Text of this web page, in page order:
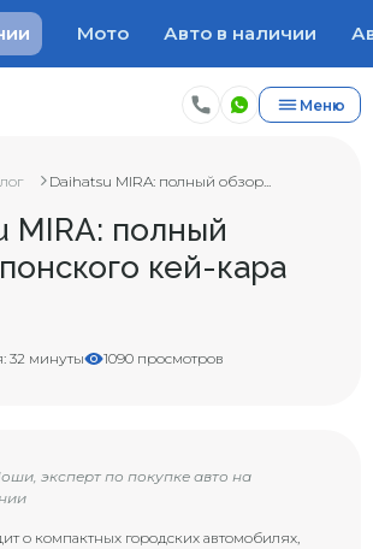
Мото Авто в наличии
Меню
Daihatsu MIRA: полный обзор...
MIRA: полный
кей-кара
32 минуты 1090 просмотров
эксперт по покупке авто на
о компактных городских автомобилях,